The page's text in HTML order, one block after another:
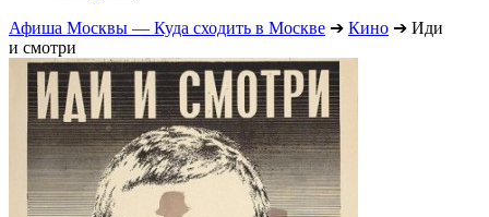
Афиша Москвы — Куда сходить в Москве ➔ Кино ➔ Иди
и смотри